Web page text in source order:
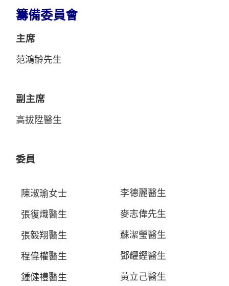
籌備委員會
主席
范鴻齡先生
副主席
高拔陞醫生
委員
陳淑瑜女士
張復熾醫生
張毅翔醫生
程偉權醫生
鍾健禮醫生
李德麗醫生
麥志偉先生
蘇潔瑩醫生
鄧耀鏗醫生
黃立己醫生